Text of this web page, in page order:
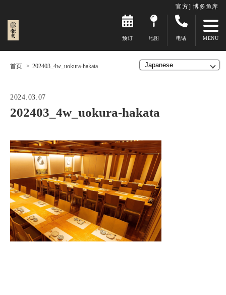
官方] 博多鱼库
预订 地图 电话
首页 202403_4w_uokura-hakata
2024.03.07
202403_4w_uokura-hakata